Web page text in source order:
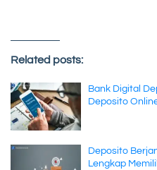
Related posts:
Bank Digital
Deposito
Deposito
Lengkap